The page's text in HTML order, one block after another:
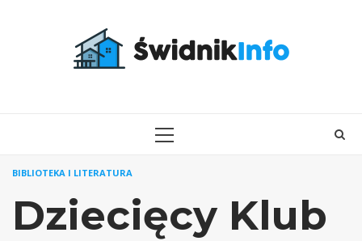
PRIMARY
BIBLIOTEKA I LITERATURA
Dziecięcy Klub